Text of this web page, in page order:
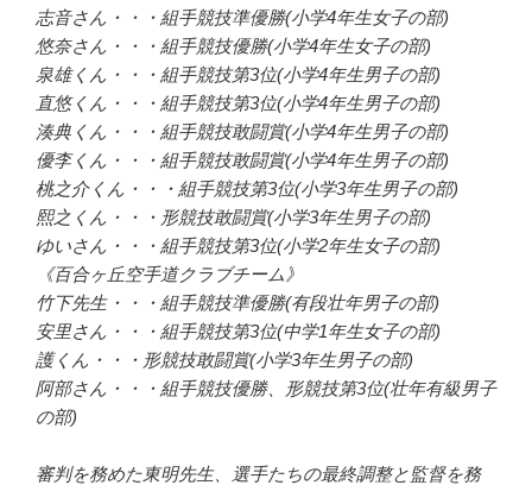
志音さん・・・組手競技準優勝(小学4年生女子の部)
悠奈さん・・・組手競技優勝(小学4年生女子の部)
泉雄くん・・・組手競技第3位(小学4年生男子の部)
直悠くん・・・組手競技第3位(小学4年生男子の部)
湊典くん・・・組手競技敢闘賞(小学4年生男子の部)
優李くん・・・組手競技敢闘賞(小学4年生男子の部)
桃之介くん・・・組手競技第3位(小学3年生男子の部)
熙之くん・・・形競技敢闘賞(小学3年生男子の部)
ゆいさん・・・組手競技第3位(小学2年生女子の部)
《百合ヶ丘空手道クラブチーム》
竹下先生・・・組手競技準優勝(有段壮年男子の部)
安里さん・・・組手競技第3位(中学1年生女子の部)
護くん・・・形競技敢闘賞(小学3年生男子の部)
阿部さん・・・組手競技優勝、形競技第3位(壮年有級男子
の部)
審判を務めた東明先生、選手たちの最終調整と監督を務